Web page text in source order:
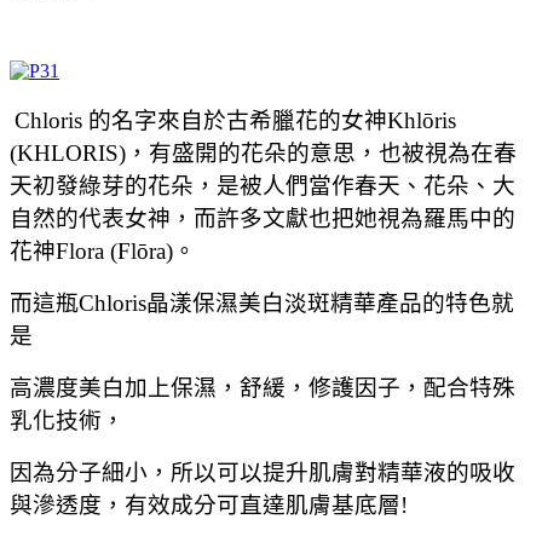
Chloris 的名字來自於古希臘花的女神Khlōris
(KHLORIS)，有盛開的花朵的意思，也被視為在春
天初發綠芽的花朵，是被人們當作春天、花朵、大
自然的代表女神，而許多文獻也把她視為羅馬中的
花神Flora (Flōra)。
而這瓶Chloris晶漾保濕美白淡斑精華產品的特色就
是
高濃度美白加上保濕，舒緩，修護因子，配合特殊
乳化技術，
因為分子細小， 所以可以提升肌膚對精華液的吸收
與滲透度，有效成分可直達肌膚基底層!